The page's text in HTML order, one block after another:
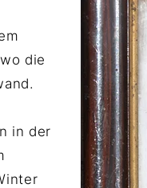
die
in der